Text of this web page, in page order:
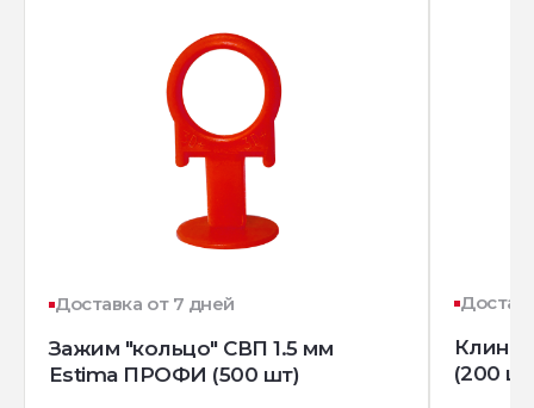
Доставка от 7 дней
Зажим "кольцо" СВП 1.5 мм
Estima ПРОФИ (500 шт)
Клин
(200